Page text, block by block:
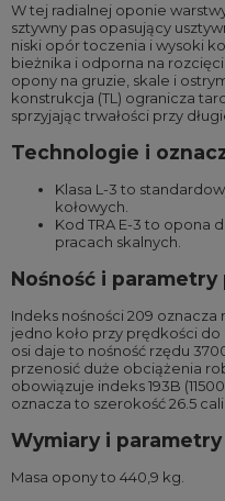
W tej radialnej oponie
sztywny pas opasujący
niski opór toczenia i wysoki
bieżnika i odporna na
opony na gruzie, skale i
konstrukcja (TL) ogranicza
sprzyjając trwałości przy
Technologie i
Klasa L-3 to
kołowych.
Kod TRA E-3 to opona
pracach skalnych.
Nośność i parametry
Indeks nośności 209 oznacza
jedno koło przy prędkości do
osi daje to nośność rzędu
przenosić duże obciążenia
obowiązuje indeks 193B
oznacza to szerokość 26.5
Wymiary i
Masa opony to 440,9 kg.